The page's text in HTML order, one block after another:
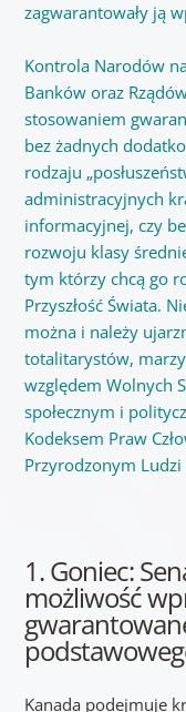
zagwarantowały ją
Kontrola Narodów
Banków oraz
stosowaniem
bez żadnych
rodzaju
administracyjnych
informacyjnej, czy
rozwoju klasy
tym którzy chcą go
Przyszłość Świata.
można i należy
totalitarystów,
względem Wolnych
społecznym i
Kodeksem Praw
Przyrodzonym
1. Goniec:
możliwość
Kanada podejmuje